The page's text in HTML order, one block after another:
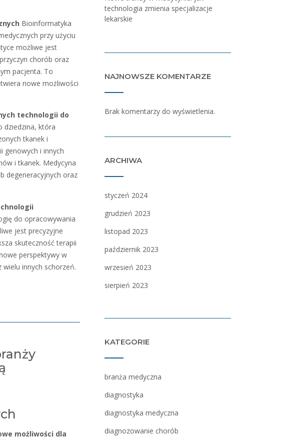
Bioinformatyka
przy użyciu
możliwe jest
chorób oraz
pacjenta. To
nowe możliwości
technologii do
dziedzina, która
tkanek i
genowych i innych
i tkanek. Medycyna
degeneracyjnych oraz
do opracowywania
jest precyzyjne
skuteczność terapii
perspektywy w
innych schorzeń.
możliwości dla
technologia zmienia specjalizacje
lekarskie
NAJNOWSZE KOMENTARZE
Brak komentarzy do wyświetlenia.
ARCHIWA
styczeń 2024
grudzień 2023
listopad 2023
październik 2023
wrzesień 2023
sierpień 2023
KATEGORIE
branża medyczna
diagnostyka
diagnostyka medyczna
diagnozowanie chorób